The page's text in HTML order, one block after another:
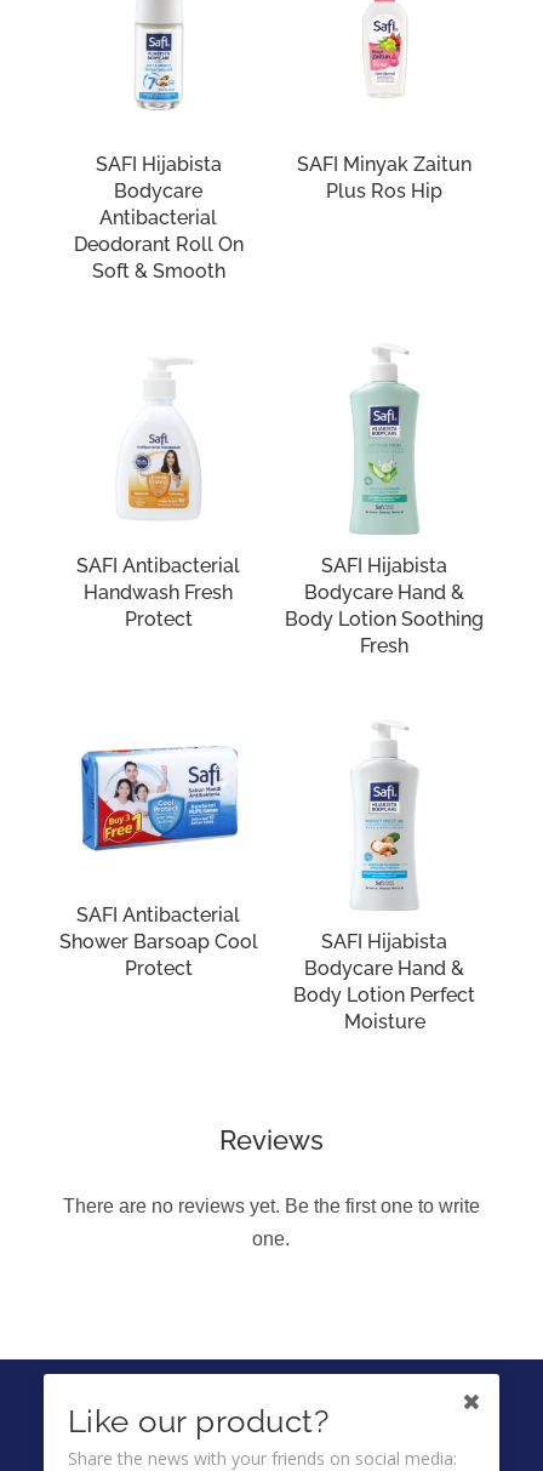
SAFI Hijabista
Bodycare
Antibacterial
Deodorant Roll On
Soft & Smooth
SAFI Minyak Zaitun
Plus Ros Hip
SAFI Antibacterial
Handwash Fresh
Protect
SAFI Hijabista
Bodycare Hand &
Body Lotion Soothing
Fresh
SAFI Antibacterial
Shower Barsoap Cool
Protect
SAFI Hijabista
Bodycare Hand &
Body Lotion Perfect
Moisture
Reviews
There are no reviews yet. Be the first one to write
one.
IKUTI KAMI DI
Like our product?
Share the news with your friends on social media: